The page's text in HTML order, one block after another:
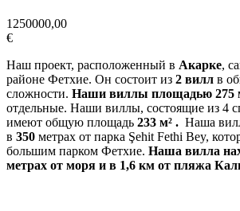
1250000,00
€
Наш проект, расположенный в Акарке,
районе Фетхие. Он состоит из 2 вилл в
сложности. Наши виллы площадью 275
отдельные. Наши виллы, состоящие из 4
имеют общую площадь 233 м² . Наша
в 350 метрах от парка Şehit Fethi Bey,
большим парком Фетхие. Наша вилла
метрах от моря и в 1,6 км от пляжа